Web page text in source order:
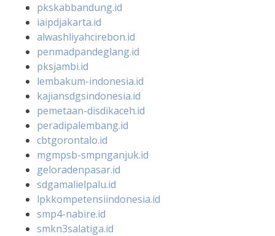
pkskabbandung.id
iaipdjakarta.id
alwashliyahcirebon.id
penmadpandeglang.id
pksjambi.id
lembakum-indonesia.id
kajiansdgsindonesia.id
pemetaan-disdikaceh.id
peradipalembang.id
cbtgorontalo.id
mgmpsb-smpnganjuk.id
geloradenpasar.id
sdgamalielpalu.id
lpkkompetensiindonesia.id
smp4-nabire.id
smkn3salatiga.id